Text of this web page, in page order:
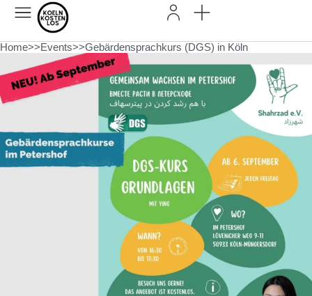
Home>>Events>>Gebärdensprachkurs (DGS) in Köln